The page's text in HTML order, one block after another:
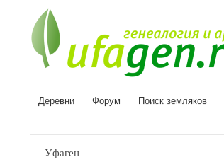
Основная
Деревни Форум Поиск земляков
Уфаген